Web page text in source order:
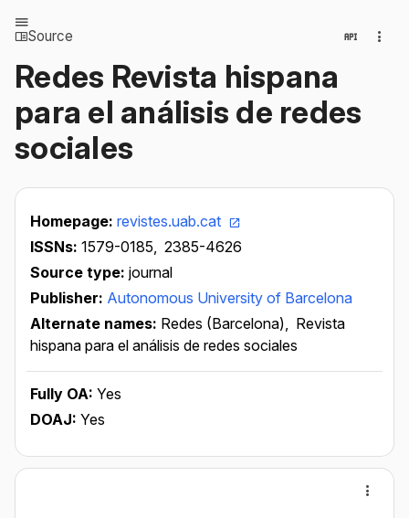
Source
Redes Revista hispana
para el análisis de redes
sociales
Homepage: revistes.uab.cat
ISSNs: 1579-0185, 2385-4626
Source type: journal
Publisher: Autonomous University of Barcelona
Alternate names: Redes (Barcelona), Revista
hispana para el análisis de redes sociales
Fully OA: Yes
DOAJ: Yes